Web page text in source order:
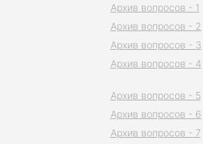
Архив вопросов - 1
Архив вопросов - 2
Архив вопросов - 3
Архив вопросов - 4
Архив вопросов - 5
Архив вопросов - 6
Архив вопросов - 7